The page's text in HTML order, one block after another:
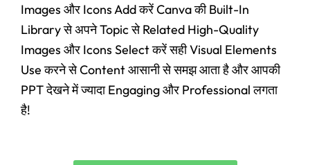
Images और Icons Add करें Canva की Built-In
Library से अपने Topic से Related High-Quality
Images और Icons Select करें सही Visual Elements
Use करने से Content आसानी से समझ आता है और आपकी
PPT देखने में ज्यादा Engaging और Professional लगता
है!